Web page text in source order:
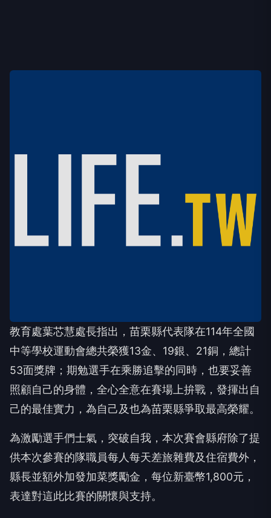
教育處葉芯慧處長指出，苗栗縣代表隊在114年全國
中等學校運動會總共榮獲13金、 19銀、 21銅，總計
53面獎牌；期勉選手在乘勝追擊的同時，也要妥善
照顧自己的身體，全心全意在賽場上拚戰，發揮出自
己的最佳實力，為自己及也為苗栗縣爭取最高榮耀。
為激勵選手們士氣，突破自我，本次賽會縣府除了提
供本次參賽的隊職員每人每天差旅雜費及住宿費外，
縣長並額外加發加菜獎勵金，每位新臺幣1,800元，
表達對這此比賽的關懷與支持。